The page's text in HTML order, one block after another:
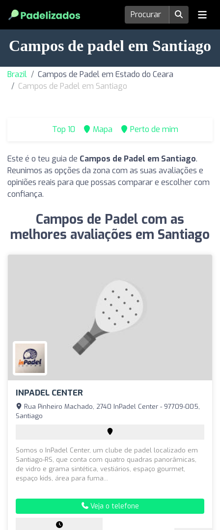
Campos de padel em Santiago
Brazil
Campos de Padel em Estado do Ceara
Campos de Padel em Santiago
Top 10 Mapa Perto de mim
Este é o teu guia de Campos de Padel em Santiago.
Reunimos as opções da zona com as suas avaliações e
opiniões reais para que possas comparar e escolher com
confiança.
Campos de Padel com as
melhores avaliações em Santiago
INPADEL CENTER
Rua Pinheiro Machado, 2740 InPadel Center - 97709-005,
Santiago
Somos o InPadel Center, um clube de padel localizado em
Santiago-RS, que conta com quatro quadras panorâmicas,
de vidro e grama sintética, vestiários, espaço gourmet,
espaço kids, área para fuma...
Veja o telefone